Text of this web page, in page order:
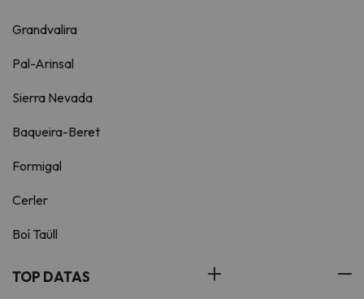
Grandvalira
Pal-Arinsal
Sierra Nevada
Baqueira-Beret
Formigal
Cerler
Boí Taüll
TOP DATAS